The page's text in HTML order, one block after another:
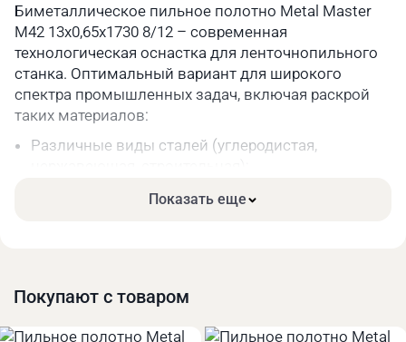
Параметры упакованного товара
Вес, кг
0,2
Длина, мм
330
Ширина, мм
330
Биметаллическое пильное полотно Metal Master
M42 13x0,65x1730 8/12 – современная
технологическая оснастка для ленточнопильного
станка. Оптимальный вариант для широкого
спектра промышленных задач, включая раскрой
таких материалов:
Различные виды сталей (углеродистая,
Цветные металлы и их сплавы.
из качественной быстрорежущей стали.
при высоких нагрузках.
Показать еще
Покупают с товаром